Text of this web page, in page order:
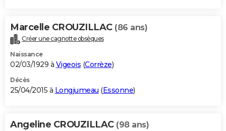
Marcelle CROUZILLAC (86 ans)
Créer une cagnotte obsèques
Naissance
02/03/1929 à Vigeois (Corrèze)
Décès
25/04/2015 à Longjumeau (Essonne)
Angeline CROUZILLAC (98 ans)